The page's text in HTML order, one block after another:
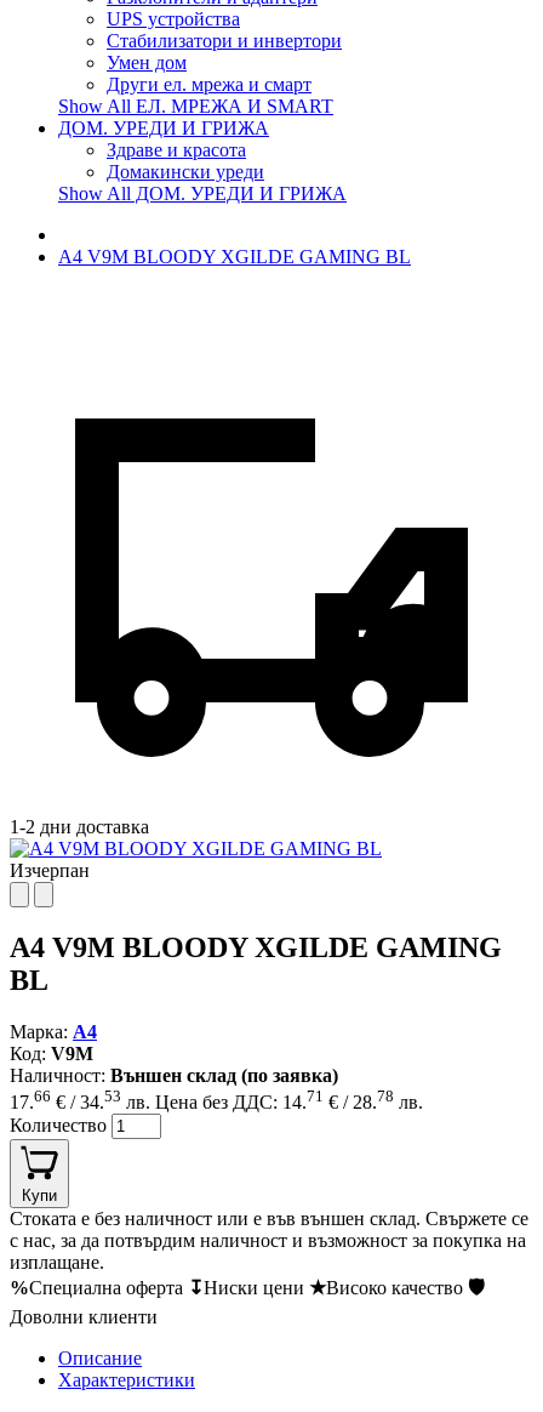
UPS устройства
Стабилизатори и инвертори
Умен дом
Други ел. мрежа и смарт
Show All ЕЛ. МРЕЖА И SMART
ДОМ. УРЕДИ И ГРИЖА
Здраве и красота
Домакински уреди
Show All ДОМ. УРЕДИ И ГРИЖА
A4 V9M BLOODY XGILDE GAMING BL
1-2 дни доставка
Изчерпан
A4 V9M BLOODY XGILDE GAMING
BL
Марка: A4
Код: V9M
Наличност: Външен склад (по заявка)
17.66 € / 34.53 лв. Цена без ДДС: 14.71 € / 28.78 лв.
Количество
Купи
Стоката е без наличност или е във външен склад. Свържете се
с нас, за да потвърдим наличност и възможност за покупка на
изплащане.
%Специална оферта ↧Ниски цени ★Високо качество 🛡
Доволни клиенти
Описание
Характеристики